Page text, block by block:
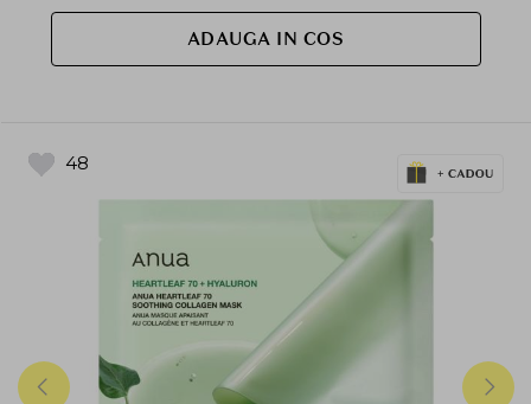
ADAUGA IN COS
48